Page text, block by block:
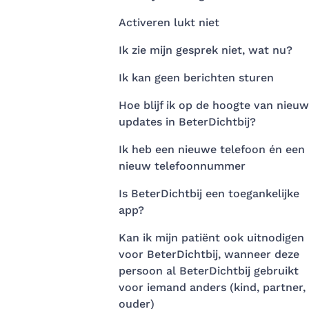
Activeren lukt niet
Ik zie mijn gesprek niet, wat nu?
Ik kan geen berichten sturen
Hoe blijf ik op de hoogte van
updates in BeterDichtbij?
Ik heb een nieuwe telefoon én een
nieuw telefoonnummer
Is BeterDichtbij een toegankelijke
app?
Kan ik mijn patiënt ook uitnodigen
voor BeterDichtbij, wanneer deze
persoon al BeterDichtbij gebruikt
voor iemand anders (kind, partner,
ouder)